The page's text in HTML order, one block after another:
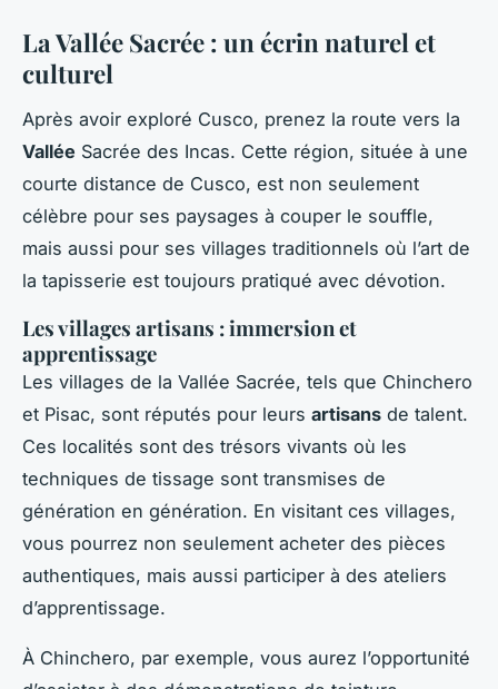
La Vallée Sacrée : un écrin naturel et
culturel
Après avoir exploré Cusco, prenez la route vers la
Vallée Sacrée des Incas. Cette région, située à une
courte distance de Cusco, est non seulement
célèbre pour ses paysages à couper le souffle,
mais aussi pour ses villages traditionnels où l’art de
la tapisserie est toujours pratiqué avec dévotion.
Les villages artisans : immersion et
apprentissage
Les villages de la Vallée Sacrée, tels que Chinchero
et Pisac, sont réputés pour leurs artisans de talent.
Ces localités sont des trésors vivants où les
techniques de tissage sont transmises de
génération en génération. En visitant ces villages,
vous pourrez non seulement acheter des pièces
authentiques, mais aussi participer à des ateliers
d’apprentissage.
À Chinchero, par exemple, vous aurez l’opportunité